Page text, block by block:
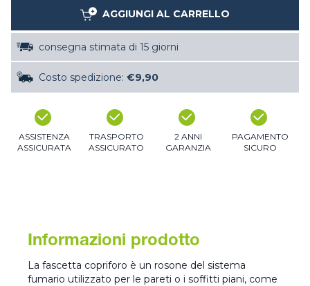
AGGIUNGI AL CARRELLO
consegna stimata di 15 giorni
Costo spedizione: €9,90
ASSISTENZA
ASSICURATA
TRASPORTO
ASSICURATO
2 ANNI
GARANZIA
PAGAMENTO
SICURO
Informazioni prodotto
La fascetta copriforo è un rosone del sistema
fumario utilizzato per le pareti o i soffitti piani, come